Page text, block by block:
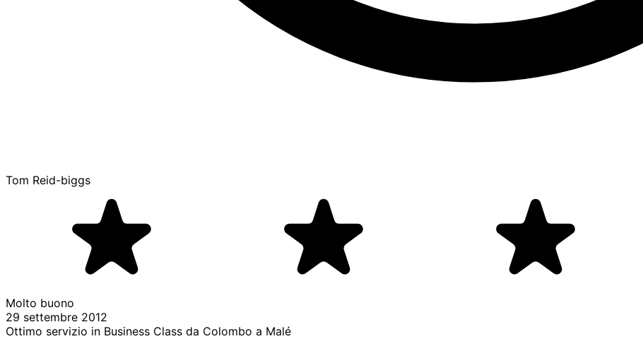
Tom Reid-biggs
Molto buono
29 settembre 2012
Ottimo servizio in Business Class da Colombo a Malé